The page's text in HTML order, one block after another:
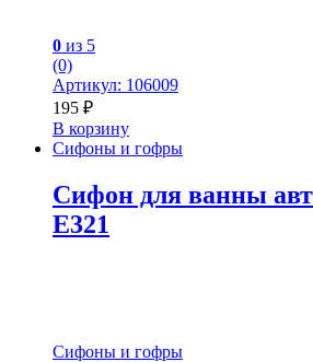
0 из 5
(0)
Артикул: 106009
195 ₽
В корзину
Сифоны и гофры
Сифон для ванны
Е321
Сифоны и гофры